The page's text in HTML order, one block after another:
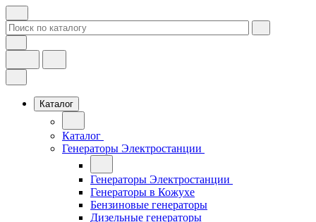
Каталог
Каталог
Генераторы Электростанции
Генераторы Электростанции
Генераторы в Кожухе
Бензиновые генераторы
Дизельные генераторы